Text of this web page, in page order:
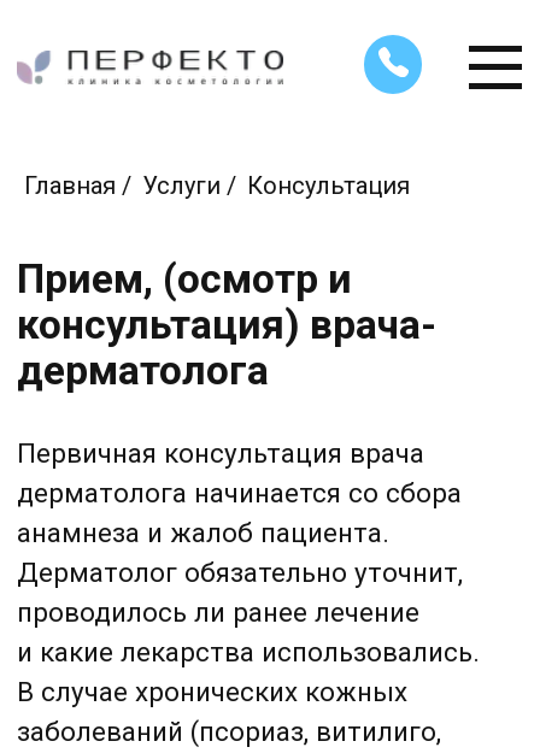
Главная / Услуги / Консультация
Прием, (осмотр и
дерматолога
Первичная консультация врача
дерматолога начинается со сбора
анамнеза и жалоб пациента.
и какие лекарства использовались.
В случае хронических кожных
заболеваний (псориаз, витилиго,
атопический дерматит) доктор
уточнит, имеется ли отягощенная
наследственность у пациента к этим
этапе приема — максимально точно
сформулировать жалобы
на состояния, которые его беспокоят.